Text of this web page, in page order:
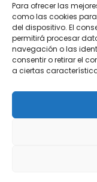
Para ofrecer las
como las cookies
del dispositivo. El
permitirá procesar
navegación o las
consentir o retirar el
a ciertas
A cambio solo te
compres desde
De cada venta
manteniendo este